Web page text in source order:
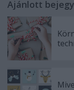
Ajánlott